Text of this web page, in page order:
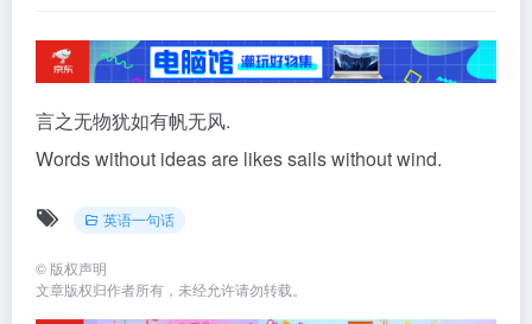
言之无物犹如有帆无风.
Words without ideas are likes sails without wind.
英语一句话
© 版权声明
文章版权归作者所有，未经允许请勿转载。